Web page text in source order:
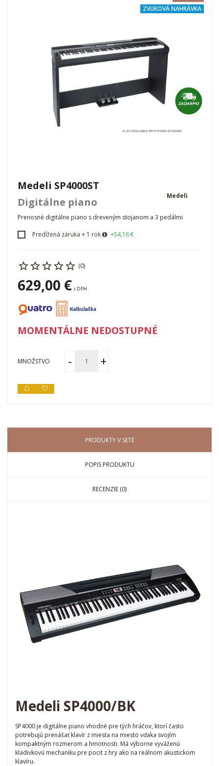
ZVUKOVÁ NAHRÁVKA
Medeli SP4000ST
Digitálne piano
Medeli
Prenosné digitálne piano s dreveným stojanom a 3 pedálmi
Predĺžená záruka + 1 rok +54,16 €
(0)
629,00 € s DPH
MOMENTÁLNE NEDOSTUPNÉ
MNOŽSTVO
PRODUKTY V SETE
POPIS PRODUKTU
RECENZIE (0)
Medeli SP4000/BK
SP4000 je digitálne piano vhodné pre tých hráčov, ktorí často
potrebujú prenášať klavír z miesta na miesto vďaka svojím
kompaktným rozmerom a hmotnosti. Má výborne vyváženú
kladivkovú mechaniku pre pocit z hry ako na reálnom akustickom
klavíru.